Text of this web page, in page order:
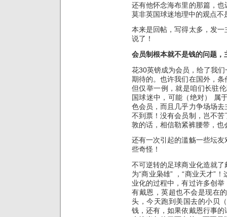
还有他怀念海布里的那篇，
莫非英国球迷地理中的观点
本来是回帖，写得太多，发
说了！
会员制根本就不是钱的问题，
花30英镑成为会员，给了我
期待的。也许我们在国外，
但仅举一例，就是咱们长驻
国球迷中，可能（绝对） 属
色会员，而且几乎力争场场
不到票！没有会员制，岂不
敦的话，相信勒紧裤腰带，
还有一次引起的滥觞一些坛
些奇怪！
不可逆转的足球商业化造就
为“商业枭雄” ，“商业天才”
业化的过程中，有过许多创
有戴恩，英超也不会是现在
头，今天跑到美国去的小贝
钱，还有，如果依戴恩行事